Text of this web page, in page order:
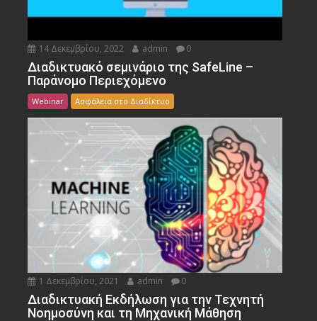
14 Δεκεμβρίου, 2022 admin 0
Διαδικτυακό σεμινάριο της SafeLine –
Παράνομο Περιεχόμενο
Webinar Ασφάλεια στο Διαδίκτυο
1 Δεκεμβρίου, 2021 admin 0
Διαδικτυακή Εκδήλωση για την Τεχνητή
Νοημοσύνη και τη Μηχανική Μάθηση